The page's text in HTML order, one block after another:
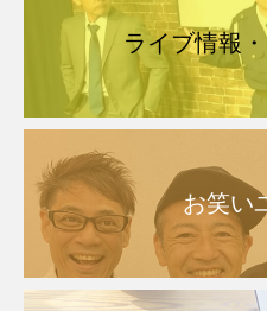
ライブ情報
お笑い